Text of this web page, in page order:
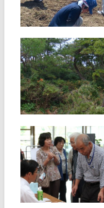
請を受けて、九州北部豪雨の
爪跡の残る八女市星野村へ教
区内より計17名が出動しまし
た。昨年と比べ、人数が減少
しつつある災害ボランティア
に、初
▶
2013.02.04
災救隊・福岡教区隊
短報〈１４〉
１月２８日（月）～３０日
（水）の三日間、昨年１１月
に開催した「第１１回 ひの
きしんの集い」会場で、これ
まで継続的に活動してきた
「さつき松原」（宗像市）の
る植林ボランテ
▶
2012.11.01
ひのきしんの集い研
修会
今年で１１回目となる「ひの
きしんの集い」。 毎年、本開
催に先立って「ひのきしんの
集い研修会」を行っていま
す。今回ひのきしん会場とな
る宗像市・さつき松原では２
度目の開催となり、研修会に
▶